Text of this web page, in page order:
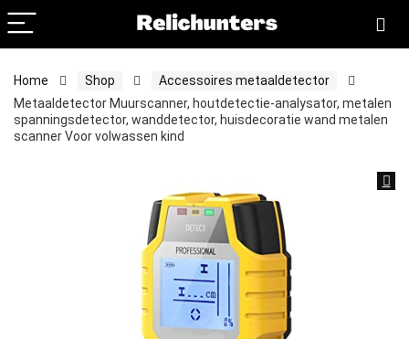
Home Shop
Accessoires metaaldetector
Metaaldetector Muurscanner, houtdetectie-analysator, metalen
spanningsdetector, wanddetector, huisdecoratie wand metalen
scanner Voor volwassen kind